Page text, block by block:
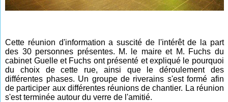
Cette réunion d'information a suscité de l'intérêt de la part
des 30 personnes présentes. M. le maire et M. Fuchs du
cabinet Guelle et Fuchs ont présenté et expliqué le pourquoi
du choix de cette rue, ainsi que le déroulement des
différentes phases. Un groupe de riverains s'est formé afin
de participer aux différentes réunions de chantier. La réunion
s'est terminée autour du verre de l'amitié.